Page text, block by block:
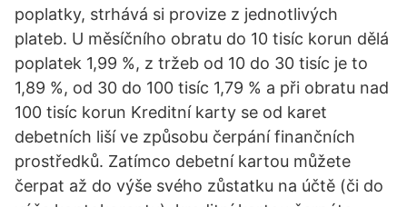
poplatky, strhává si provize z jednotlivých
plateb. U měsíčního obratu do 10 tisíc korun dělá
poplatek 1,99 %, z tržeb od 10 do 30 tisíc je to
1,89 %, od 30 do 100 tisíc 1,79 % a při obratu nad
100 tisíc korun Kreditní karty se od karet
debetních liší ve způsobu čerpání finančních
prostředků. Zatímco debetní kartou můžete
čerpat až do výše svého zůstatku na účtě (či do